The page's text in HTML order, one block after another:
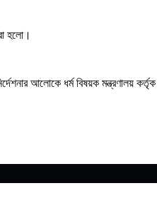
হলো।
আলোকে ধর্ম বিষয়ক মন্ত্রণালয়